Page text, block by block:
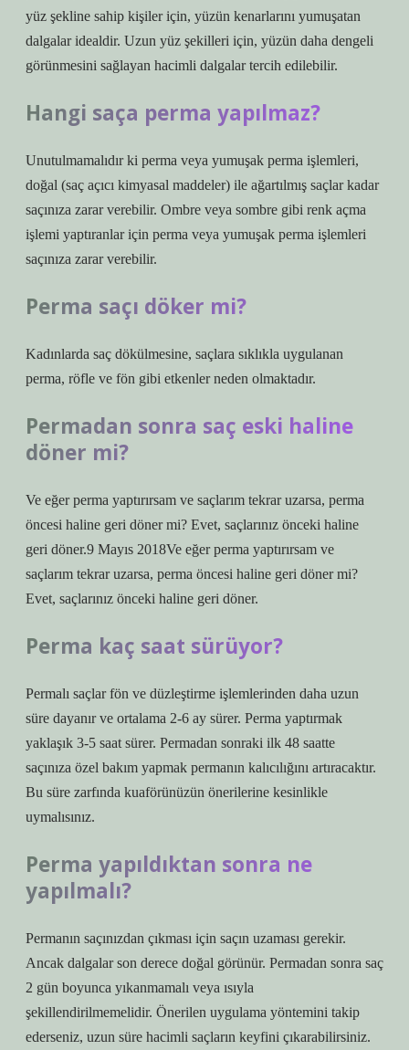
yüz şekline sahip kişiler için, yüzün kenarlarını yumuşatan
dalgalar idealdir. Uzun yüz şekilleri için, yüzün daha dengeli
görünmesini sağlayan hacimli dalgalar tercih edilebilir.
Hangi saça perma yapılmaz?
Unutulmamalıdır ki perma veya yumuşak perma işlemleri,
doğal (saç açıcı kimyasal maddeler) ile ağartılmış saçlar kadar
saçınıza zarar verebilir. Ombre veya sombre gibi renk açma
işlemi yaptıranlar için perma veya yumuşak perma işlemleri
saçınıza zarar verebilir.
Perma saçı döker mi?
Kadınlarda saç dökülmesine, saçlara sıklıkla uygulanan
perma, röfle ve fön gibi etkenler neden olmaktadır.
Permadan sonra saç eski haline
döner mi?
Ve eğer perma yaptırırsam ve saçlarım tekrar uzarsa, perma
öncesi haline geri döner mi? Evet, saçlarınız önceki haline
geri döner.9 Mayıs 2018Ve eğer perma yaptırırsam ve
saçlarım tekrar uzarsa, perma öncesi haline geri döner mi?
Evet, saçlarınız önceki haline geri döner.
Perma kaç saat sürüyor?
Permalı saçlar fön ve düzleştirme işlemlerinden daha uzun
süre dayanır ve ortalama 2-6 ay sürer. Perma yaptırmak
yaklaşık 3-5 saat sürer. Permadan sonraki ilk 48 saatte
saçınıza özel bakım yapmak permanın kalıcılığını artıracaktır.
Bu süre zarfında kuaförünüzün önerilerine kesinlikle
uymalısınız.
Perma yapıldıktan sonra ne
yapılmalı?
Permanın saçınızdan çıkması için saçın uzaması gerekir.
Ancak dalgalar son derece doğal görünür. Permadan sonra saç
2 gün boyunca yıkanmamalı veya ısıyla
şekillendirilmemelidir. Önerilen uygulama yöntemini takip
ederseniz, uzun süre hacimli saçların keyfini çıkarabilirsiniz.